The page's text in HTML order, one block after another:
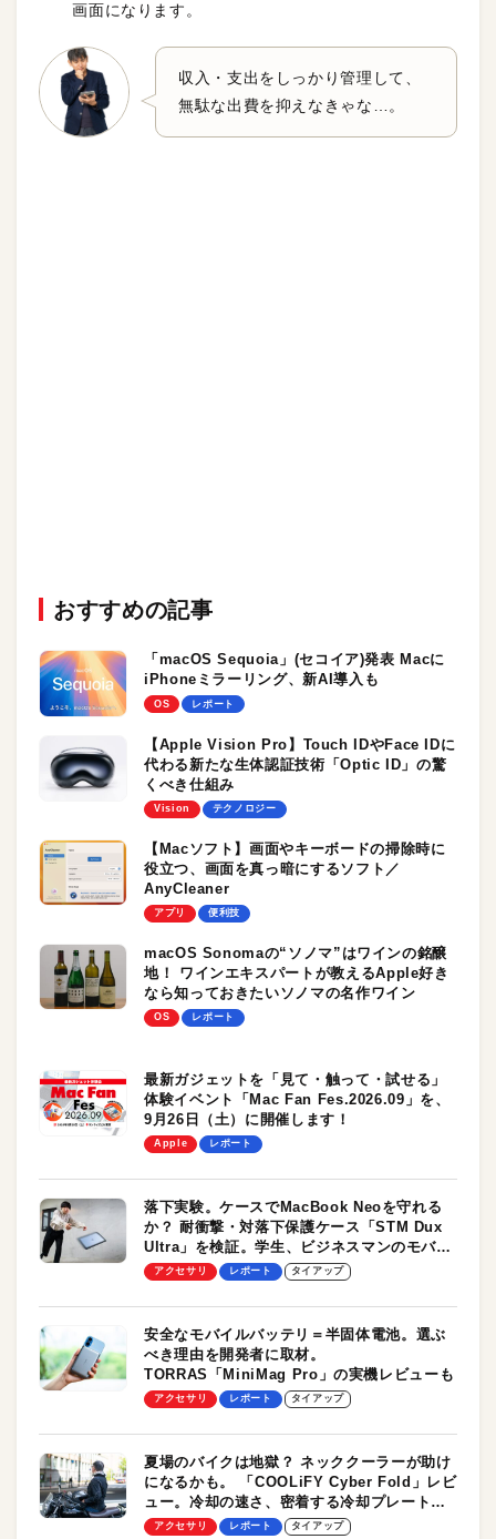
画面になります。
収入・支出をしっかり管理して、
無駄な出費を抑えなきゃな…。
おすすめの記事
「macOS Sequoia」(セコイア)発表 Macに
iPhoneミラーリング、新AI導入も
OS レポート
【Apple Vision Pro】Touch IDやFace IDに
代わる新たな生体認証技術「Optic ID」の驚
くべき仕組み
Vision テクノロジー
【Macソフト】画面やキーボードの掃除時に
役立つ、画面を真っ暗にするソフト／
AnyCleaner
アプリ 便利技
macOS Sonomaの“ソノマ”はワインの銘醸
地！ ワインエキスパートが教えるApple好き
なら知っておきたいソノマの名作ワイン
OS レポート
最新ガジェットを「見て・触って・試せる」
体験イベント「Mac Fan Fes.2026.09」を、
9月26日（土）に開催します！
Apple レポート
落下実験。ケースでMacBook Neoを守れる
か？ 耐衝撃・対落下保護ケース「STM Dux
Ultra」を検証。学生、ビジネスマンのモバイ
ルユースに最適！
アクセサリ レポート タイアップ
安全なモバイルバッテリ＝半固体電池。選ぶ
べき理由を開発者に取材。
TORRAS「MiniMag Pro」の実機レビューも
アクセサリ レポート タイアップ
夏場のバイクは地獄？ ネッククーラーが助け
になるかも。 「COOLiFY Cyber Fold」レビ
ュー。冷却の速さ、密着する冷却プレート、
シンプルな操作性がグッド！
アクセサリ レポート タイアップ